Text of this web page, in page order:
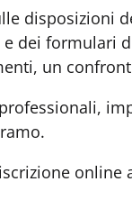
disposizioni
dei formulari
un
online